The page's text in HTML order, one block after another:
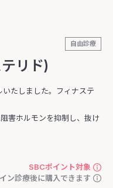
自由診療
リド)
たしました。フィナステ
害ホルモンを抑制し、抜け
SBCポイント対象
ン診療後に購入できます